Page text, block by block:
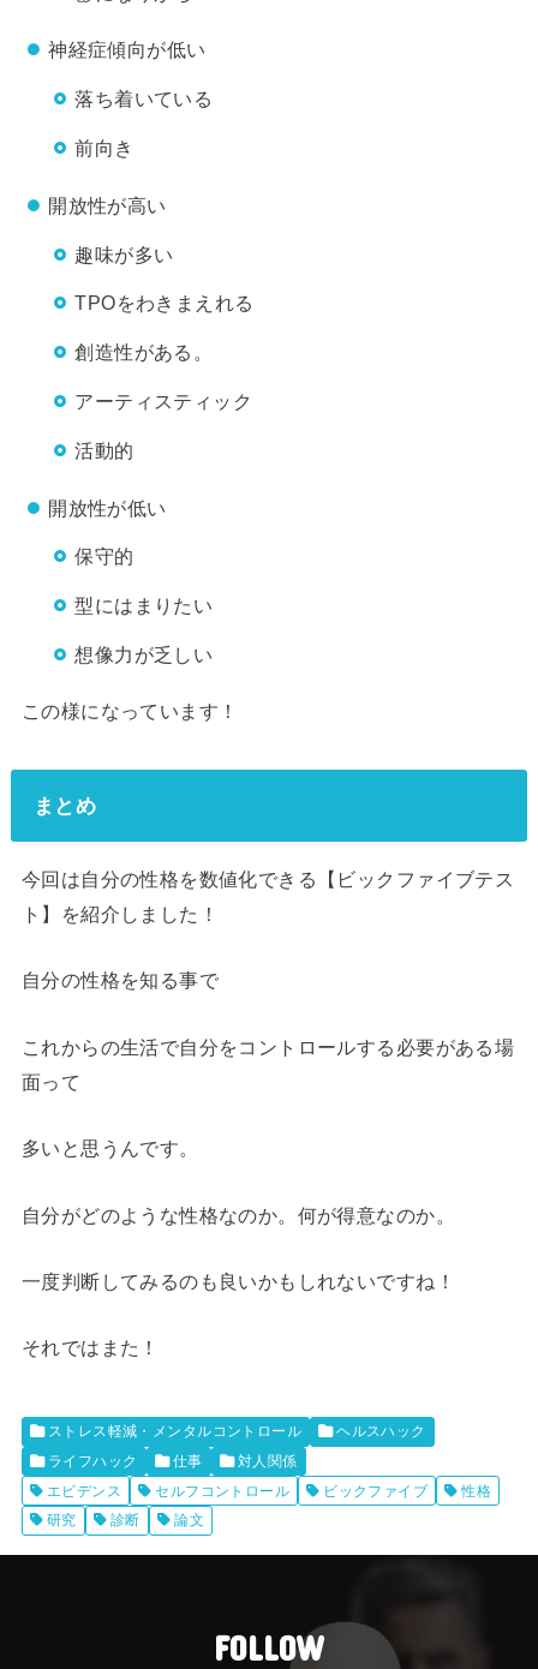
神経症傾向が低い
落ち着いている
前向き
開放性が高い
趣味が多い
TPOをわきまえれる
創造性がある。
アーティスティック
活動的
開放性が低い
保守的
型にはまりたい
想像力が乏しい
この様になっています！
まとめ
今回は自分の性格を数値化できる【ビックファイブテス
ト】を紹介しました！
自分の性格を知る事で
これからの生活で自分をコントロールする必要がある場
面って
多いと思うんです。
自分がどのような性格なのか。何が得意なのか。
一度判断してみるのも良いかもしれないですね！
それではまた！
ストレス軽減・メンタルコントロール
ヘルスハック
ライフハック
仕事
対人関係
エビデンス
セルフコントロール ビックファイブ
性格
研究
診断 論文
FOLLOW